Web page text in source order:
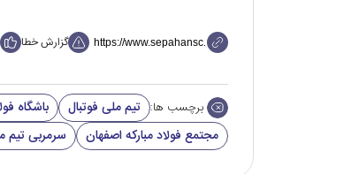
گزارش خطا
برچسب ها: تیم ملی فوتبال باشگاه
مجتمع فولاد مبارکه اصفهان
سرمربی تیم